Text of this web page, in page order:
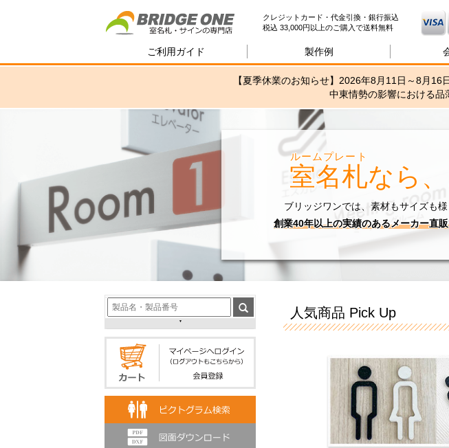
室名札・サイン
クレジットカード・代金引換・銀行振込
税込 33,000円以上のご購入で送料無料
ご利用ガイド 製作例
【夏季休業のお知らせ】2026年8月11日～8月
室名札
ルームプレート
なら
ブリッジワンでは、素材もサイズも
創業40年以上の実績のあるメーカー直
人気商品 Pick Up